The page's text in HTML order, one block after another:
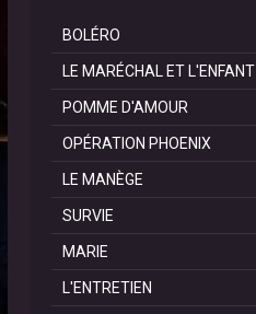
BOLÉRO
LE MARÉCHAL ET L'ENFANT
POMME D'AMOUR
OPÉRATION PHOENIX
LE MANÈGE
SURVIE
MARIE
L'ENTRETIEN